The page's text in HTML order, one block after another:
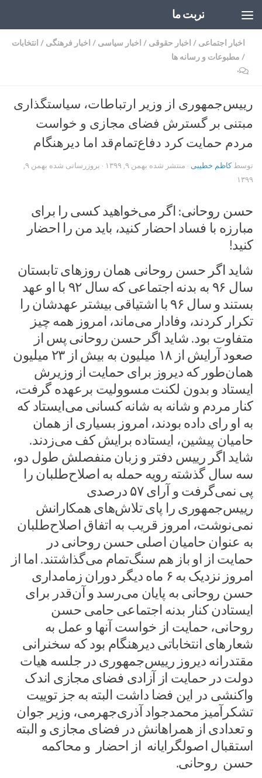
تربت ما
اخبار اجتماعی / اخبار حقوقی / اخبار سیاسی / اخبار فرهنگی / انتخابات
/ مطبوعات و رسانه ها
۰
رییس‌جمهوری از وزیر ارتباطات، سیاستگذاری
مبتنی بر گسترش فضای مجازی و خواست
مردم حمایت کرد دفاع‌تمام‌قد اما دیرهنگام
توسطکاظم خطیبی · منتشر شده بهمن ۹, ۱۳۹۹ · بروزرسانی شده
بهمن ۹,
۱۳۹۹
حسن روحانی: اگر می‌خواهید کسی را برای
مبارزه با فساد احضار کنید، باید من را احضار
کنید!
شاید اگر حسن روحانی همان روزهای تابستان
سال ۹۶ به بدنه اجتماعی که سال ۹۲ با او عهد
بستند و سال ۹۶ با اشتیاقی بیشتر عهدشان را
تکرار کردند، وفادار می‌ماند، امروز همه ‌چیز
متفاوت بود. شاید اگر حسن روحانی پس از
صعود آرایش از ۱۸ میلیون به بیش از ۲۳ میلیون
همان‌طور که دیروز برای حمایت از وزیرش
ایستاد و بدون لکنت مسوولیت برعهده گرفت،
کنار مردم و شانه به شانه کسانی می‌ایستاد که
به او رای داده‌ بودند، امروز بسیاری از همان
حامیان پیشین، ایستاده برایش کف می‌زدند.
شاید اگر رییس دفتر و زبان منفصلش طول دو،
سه سال گذشته رویه حمله به اصلاح‌طلبان را
پی نمی‌گرفت و آرای ۵۷ درصدی
رییس‌جمهوری را پای تلاش‌های همکارانش
نمی‌نوشت، امروز قریب به اتفاق اصلاح‌طلبان
به عنوان حامیان اصلی حسن روحانی در
حمایت از او باز هم سنگ‌تمام می‌گذاشتند. اما از
امروز نزدیک به ۶ ماه دیگر دوران زمامداری
حسن روحانی به پایان می‌رسد و آن‌قدر برای
ایستادن کنار بدنه اجتماعی حامی حسن
روحانی، حمایت از خواست آنها و عمل به
شعارهای انتخاباتی دیرهنگام بود که سخنرانی
مقتدرانه دیروز رییس‌جمهوری در جلسه هیات
دولت در حمایت از آزادی فضای مجازی اندک
واکنشی در این فضا داشت البته به ‌جز توییت
تشکرآمیز محمدجواد آذری‌جهرمی، وزیر جوان
و تعدادی از همراهانش در فضای مجازی و البته
استقبال اصولگرایانه از احضار و محاکمه
حسن روحانی.